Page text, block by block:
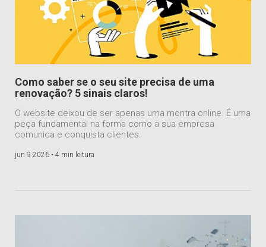
Como saber se o seu site precisa de uma
renovação? 5 sinais claros!
O website deixou de ser apenas uma montra online. É uma
peça fundamental na forma como a sua empresa
comunica e conquista clientes.
jun 9 2026 • 4 min leitura